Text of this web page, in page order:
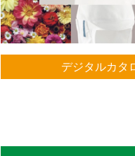
デジタルカタ